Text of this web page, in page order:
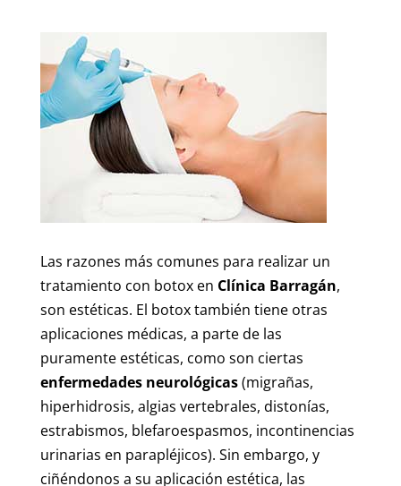
Las razones más comunes para realizar un
tratamiento con botox en Clínica Barragán,
son estéticas. El botox también tiene otras
aplicaciones médicas, a parte de las
puramente estéticas, como son ciertas
enfermedades neurológicas(migrañas,
hiperhidrosis, algias vertebrales, distonías,
estrabismos, blefaroespasmos, incontinencias
urinarias en parapléjicos). Sin embargo, y
ciñéndonos a su aplicación estética, las